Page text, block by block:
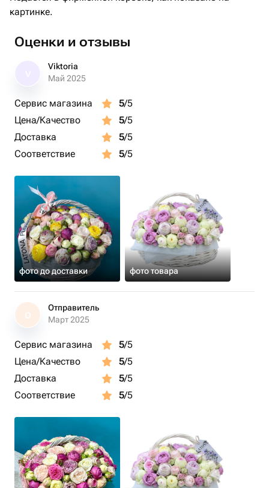
картинке.
Оценки и отзывы
Viktoria
Май 2025
Сервис магазина 5/5
Цена/Качество
5/5
Доставка
5/5
Соответствие
5/5
фото до доставки фото товара
О
Отправитель
Март 2025
Сервис магазина 5/5
Цена/Качество
5/5
Доставка
5/5
Соответствие
5/5